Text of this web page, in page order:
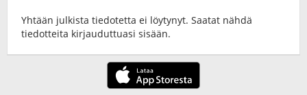
Yhtään julkista tiedotetta ei löytynyt. Saatat nähdä
tiedotteita kirjauduttuasi sisään.